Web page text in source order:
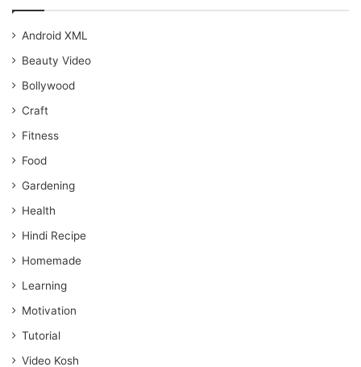
Android XML
Beauty Video
Bollywood
Craft
Fitness
Food
Gardening
Health
Hindi Recipe
Homemade
Learning
Motivation
Tutorial
Video Kosh